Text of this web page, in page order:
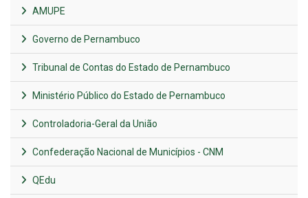
AMUPE
Governo de Pernambuco
Tribunal de Contas do Estado de Pernambuco
Ministério Público do Estado de Pernambuco
Controladoria-Geral da União
Confederação Nacional de Municípios - CNM
QEdu